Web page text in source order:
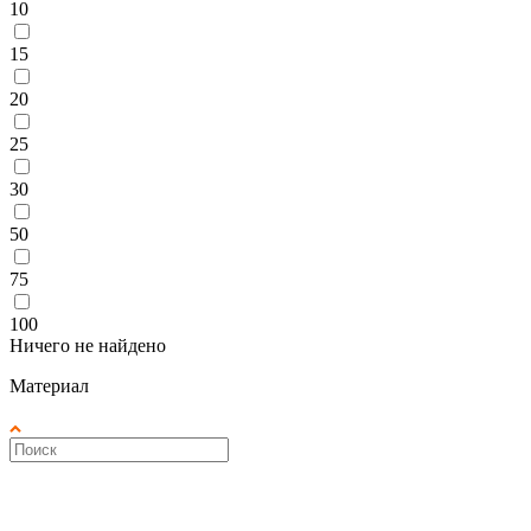
10
15
20
25
30
50
75
100
Ничего не найдено
Материал